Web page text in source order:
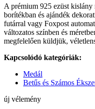
A prémium 925 ezüst
borítékban és ajándék
futárral vagy Foxpost
változatos színben és
megfelelően küldjük,
Kapcsolódó kategóriák:
Medál
Betűs és Számos
új vélemény